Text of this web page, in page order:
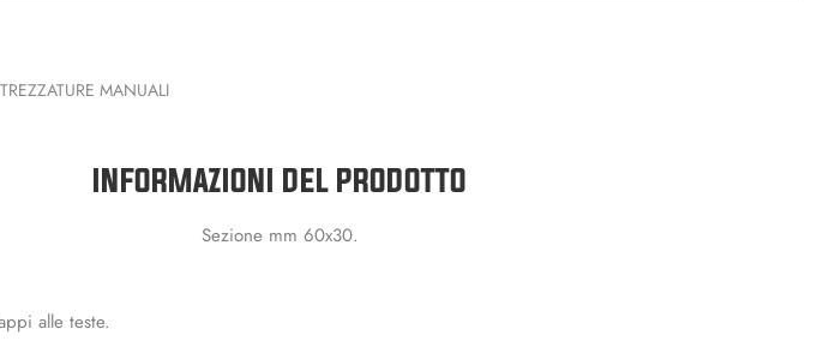
MANUALI
INFORMAZIONI DEL PRODOTTO
Sezione mm 60x30.
alle teste.